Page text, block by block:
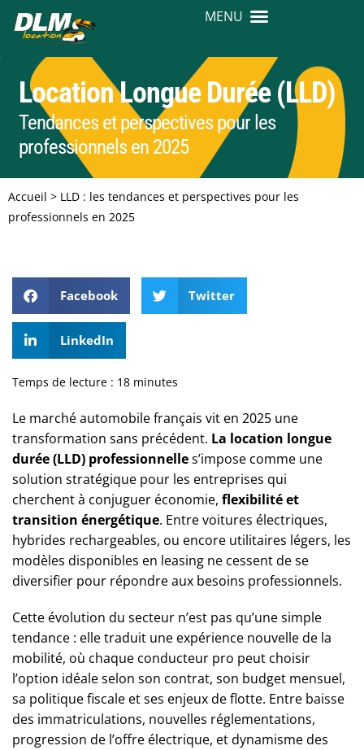
Location Longue Durée (LLD)
Tendances et perspectives pour les
professionnels en 2025
Accueil > LLD : les tendances et perspectives pour les
professionnels en 2025
Facebook Twitter
LinkedIn
Temps de lecture : 18 minutes
Le marché automobile français vit en 2025 une
transformation sans précédent. La location longue
durée (LLD) professionnelles’impose comme une
solution stratégique pour les entreprises qui
cherchent à conjuguer économie, flexibilité et
transition énergétique. Entre voitures électriques,
hybrides rechargeables, ou encore utilitaires légers, les
modèles disponibles en leasing ne cessent de se
diversifier pour répondre aux besoins professionnels.
Cette évolution du secteur n’est pas qu’une simple
tendance : elle traduit une expérience nouvelle de la
mobilité, où chaque conducteur pro peut choisir
l’option idéale selon son contrat, son budget mensuel,
sa politique fiscale et ses enjeux de flotte. Entre baisse
des immatriculations, nouvelles réglementations,
progression de l’offre électrique, et dynamisme des